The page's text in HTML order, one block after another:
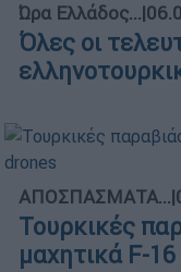
Ώρα Ελλάδος...|
Όλες οι
ΑΠΟΣΠΑΣΜΑΤΑ...|
Τουρκικές
μαχητικά F-